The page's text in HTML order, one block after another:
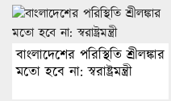
বাংলাদেশের পরিস্থিতি শ্রীলঙ্কার
মতো হবে না: স্বরাষ্ট্রমন্ত্রী